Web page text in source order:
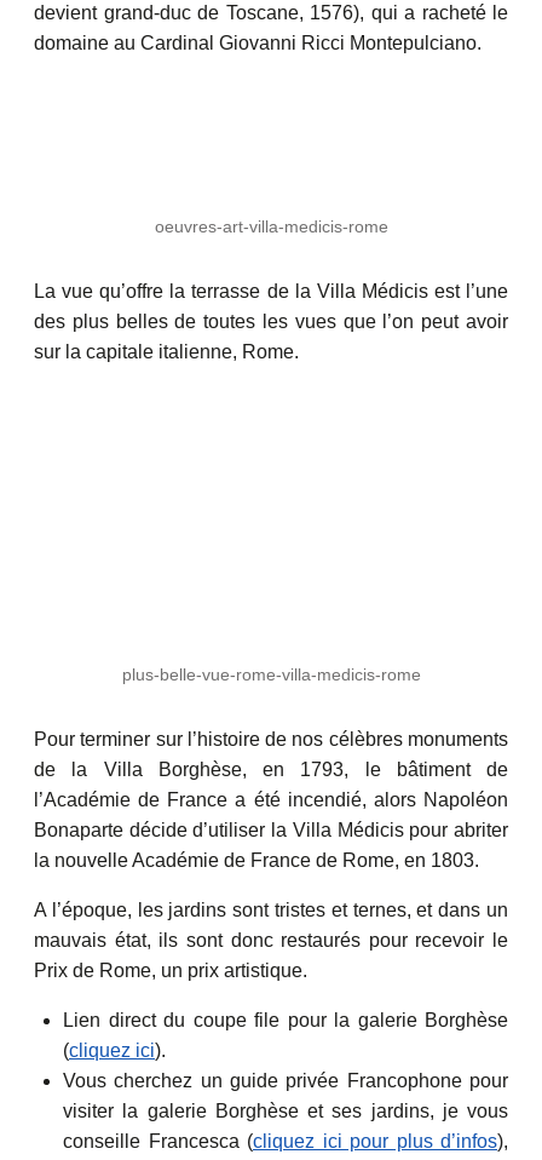
devient grand-duc de Toscane, 1576), qui a racheté le
domaine au Cardinal Giovanni Ricci Montepulciano.
oeuvres-art-villa-medicis-rome
La vue qu’offre la terrasse de la Villa Médicis est l’une
des plus belles de toutes les vues que l’on peut avoir
sur la capitale italienne, Rome.
plus-belle-vue-rome-villa-medicis-rome
Pour terminer sur l’histoire de nos célèbres monuments
de la Villa Borghèse, en 1793, le bâtiment de
l’Académie de France a été incendié, alors Napoléon
Bonaparte décide d’utiliser la Villa Médicis pour abriter
la nouvelle Académie de France de Rome, en 1803.
A l’époque, les jardins sont tristes et ternes, et dans un
mauvais état, ils sont donc restaurés pour recevoir le
Prix de Rome, un prix artistique.
Lien direct du coupe file pour la galerie Borghèse
(cliquez ici).
Vous cherchez un guide privée Francophone pour
visiter la galerie Borghèse et ses jardins, je vous
conseille Francesca (cliquez ici pour plus d’infos),